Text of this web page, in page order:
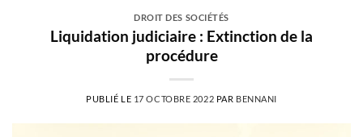
DROIT DES SOCIÉTÉS
Liquidation judiciaire : Extinction de la
procédure
PUBLIÉ LE 17 OCTOBRE 2022 PAR BENNANI